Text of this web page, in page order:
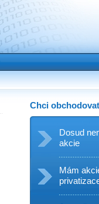
Chci obchodovat
Dosud
akcie
Mám